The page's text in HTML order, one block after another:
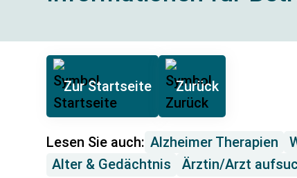
Zur Startseite Zurück
Lesen Sie auch: Alzheimer Therapien
Alter & Gedächtnis
Ärztin/Arzt